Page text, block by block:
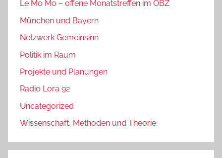
Le Mo Mo – offene Monatstreffen im ÖBZ
München und Bayern
Netzwerk Gemeinsinn
Politik im Raum
Projekte und Planungen
Radio Lora 92
Uncategorized
Wissenschaft, Methoden und Theorie